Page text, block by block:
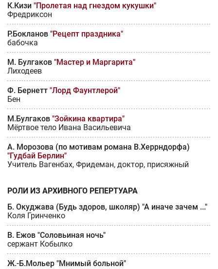
К.Кизи "Пролетая над гнездом кукушки"
Фредриксон
Р.Бокланов "Рецепт праздника"
бабочка
М. Булгаков "Мастер и Маргарита"
Лиходеев
Ф. Бернетт "Лорд Фаунтлерой"
Бен
М.Булгаков "Зойкина квартира"
Мёртвое тело Ивана Васильевича
А. Морозова (по мотивам романа В.Херрндорфа)
"Гудбай Берлин"
Учитель Вагенбах, Фридеман, доктор, присяжный
РОЛИ ИЗ АРХИВНОГО РЕПЕРТУАРА
Б. Окуджава (Будь здоров, школяр) "А иначе зачем ..."
Коля Гринченко
В. Ежов "Соловьиная ночь"
сержант Кобылко
Ж.-Б.Мольер "Мнимый больной"